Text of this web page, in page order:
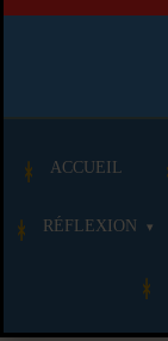
ACCUEIL
RÉFLEXION